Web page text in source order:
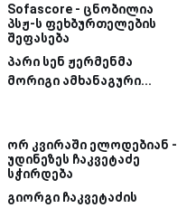
Sofascore - ცნობილია
პსჟ-ს ფეხბურთელების
შეფასება
პარი სენ ჟერმენმა
მორიგი ამხანაგური...
ორ კვირაში ელოდებიან -
უდინეზეს ჩაკვეტაძე
სჭირდება
გიორგი ჩაკვეტაძის